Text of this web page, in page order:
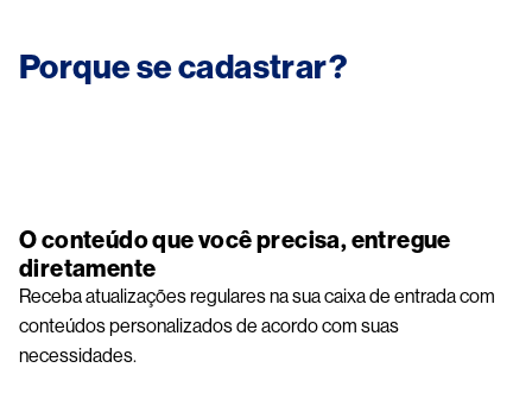
Porque se cadastrar?
O conteúdo que você precisa, entregue
diretamente
Receba atualizações regulares na sua caixa de entrada com
conteúdos personalizados de acordo com suas
necessidades.